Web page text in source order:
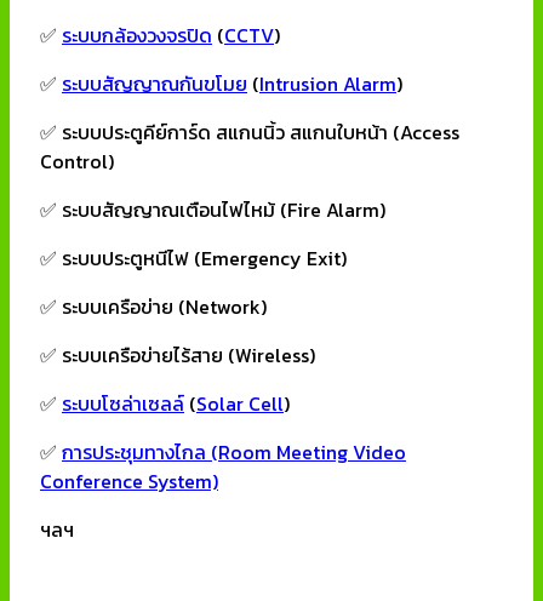
✅ ระบบกล้องวงจรปิด (CCTV)
✅ ระบบสัญญาณกันขโมย (Intrusion Alarm)
✅ ระบบประตูคีย์การ์ด สแกนนิ้ว สแกนใบหน้า (Access
Control)
✅ ระบบสัญญาณเตือนไฟไหม้ (Fire Alarm)
✅ ระบบประตูหนีไฟ (Emergency Exit)
✅ ระบบเครือข่าย (Network)
✅ ระบบเครือข่ายไร้สาย (Wireless)
✅ ระบบโซล่าเซลล์ (Solar Cell)
✅ การประชุมทางไกล (Room Meeting Video
Conference System)
ฯลฯ